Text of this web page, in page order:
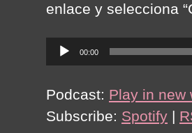
enlace y selecciona
u
d
i
00:00
Podcast: Play in new
Subscribe: Spotify |